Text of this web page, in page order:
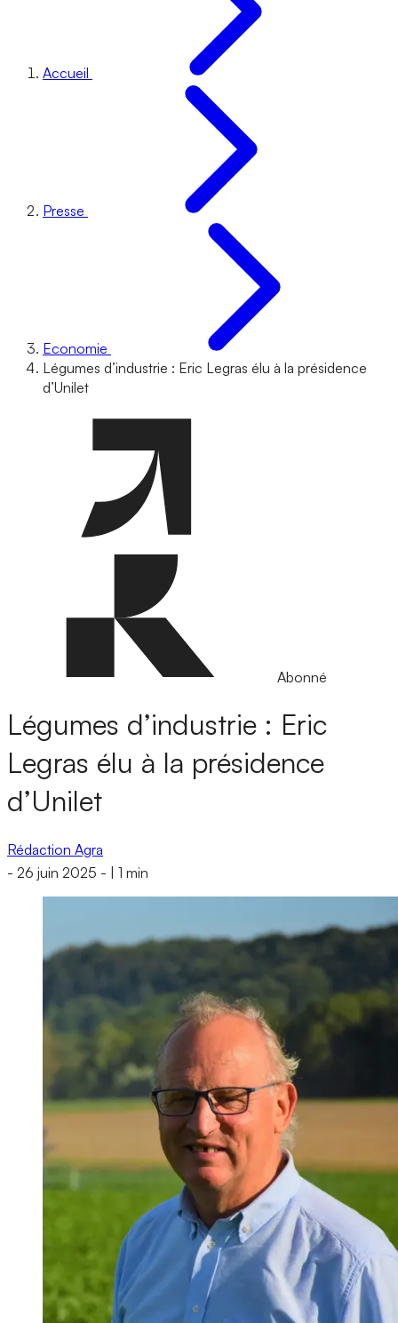
Accueil
Presse
Economie
Légumes d’industrie : Eric Legras élu à la présidence
d’Unilet
Abonné
Légumes d’industrie : Eric
Legras élu à la présidence
d’Unilet
Rédaction Agra
- 26 juin 2025 - 1 min